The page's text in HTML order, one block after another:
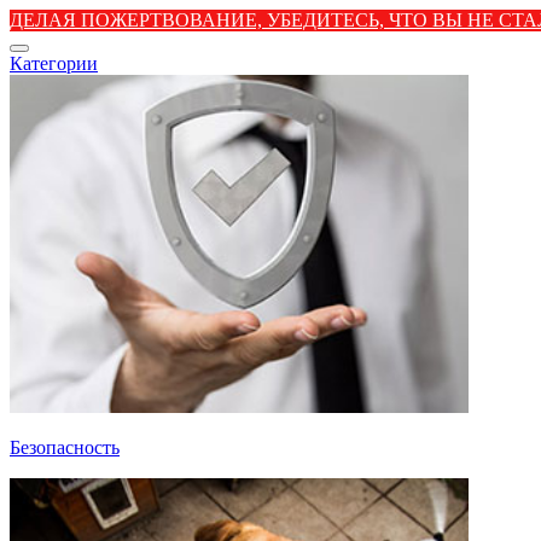
ДЕЛАЯ ПОЖЕРТВОВАНИЕ, УБЕДИТЕСЬ, ЧТО ВЫ НЕ
Категории
Безопасность